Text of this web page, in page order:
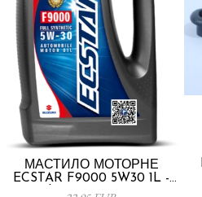
МАСТИЛО МОТОРНЕ
ECSTAR F9000 5W30 1L -
Suzuki 990R0-21E72-001